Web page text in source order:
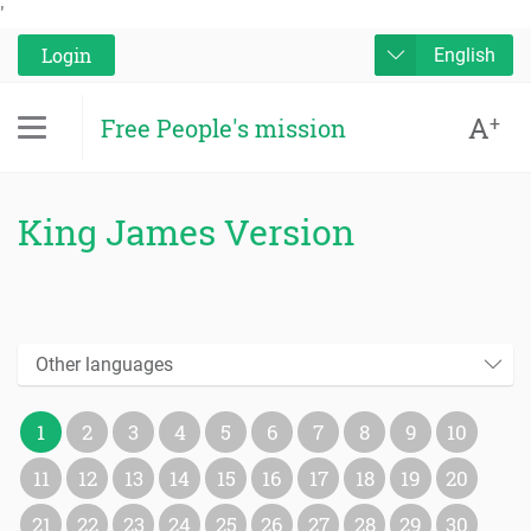
'
Login
English
Free People's mission A+
King James Version
Other languages
1 2 3 4 5 6 7 8 9
10
11
12 13 14 15 16 17 18 19
20
21
22 23 24 25 26 27 28 29
30